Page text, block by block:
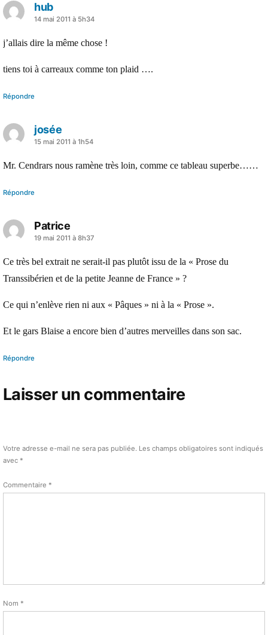
hub
a
dit :
14 mai 2011 à 5h34
j’allais dire la même chose !
tiens toi à carreaux comme ton plaid ….
Répondre
josée
a
dit :
15 mai 2011 à 1h54
Mr. Cendrars nous ramène très loin, comme ce tableau superbe……
Répondre
Patrice
a
dit :
19 mai 2011 à 8h37
Ce très bel extrait ne serait-il pas plutôt issu de la « Prose du
Transsibérien et de la petite Jeanne de France » ?
Ce qui n’enlève rien ni aux « Pâques » ni à la « Prose ».
Et le gars Blaise a encore bien d’autres merveilles dans son sac.
Répondre
Laisser un commentaire
Votre adresse e-mail ne sera pas publiée. Les champs obligatoires sont indiqués
avec *
Commentaire *
Nom *